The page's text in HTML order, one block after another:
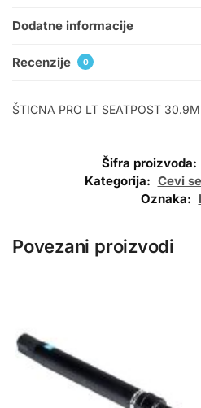
Dodatne informacije
Recenzije 0
ŠTICNA PRO LT SEATPOST
Šifra proizvoda:
Kategorija: Cevi
Oznaka:
Povezani proizvodi